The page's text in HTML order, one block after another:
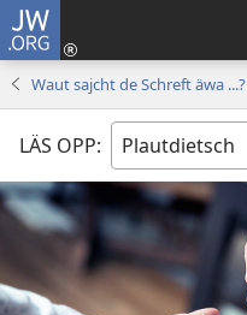
JW.ORG
Waut sajcht de Schreft äwa ...?
LÄS OPP: